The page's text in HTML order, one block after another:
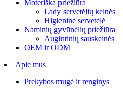
Moteriška priežiūra
Lady servetėlių kelnės
Higieninė servetėlė
Naminių gyvūnėlių priežiūra
Augintinių sauskelnės
OEM ir ODM
Apie mus
Prekybos mugė ir renginys